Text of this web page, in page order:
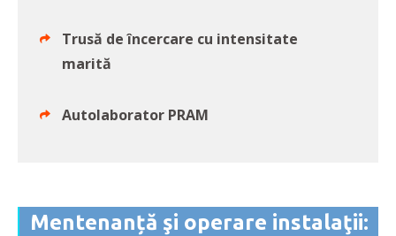
Trusă de încercare cu intensitate
marită
Autolaborator PRAM
Mentenanță şi operare instalaţii: